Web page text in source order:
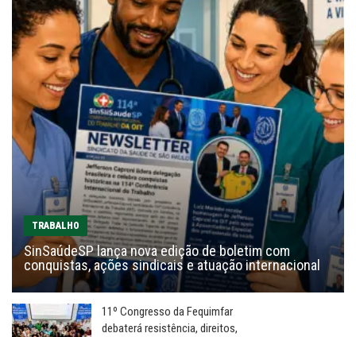
TRABALHO
SinSaúdeSP lança nova edição de boletim com
conquistas, ações sindicais e atuação internacional
11º Congresso da Fequimfar
debaterá resistência, direitos,